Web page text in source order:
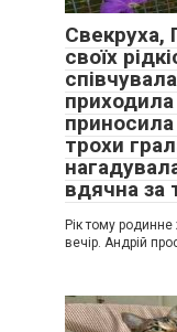
Свекруха,
своїх
приходила
приносила
трохи
вдячна за
Рік тому
вечір. Андрій